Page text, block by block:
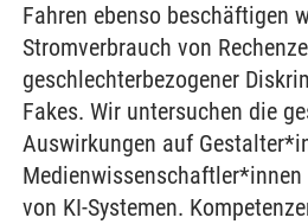
Fahren ebenso beschäftigen
Stromverbrauch von
geschlechterbezogener
Fakes. Wir untersuchen die
Auswirkungen auf
von KI-Systemen.